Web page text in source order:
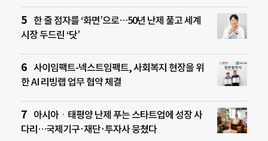
한 줄 점자를 ‘화면’으로…50년 난제 풀고 세계
시장 두드린 ‘닷’
사이임팩트-넥스트임팩트, 사회복지 현장을 위
한 AI 리빙랩 업무 협약 체결
아시아ㆍ태평양 난제 푸는 스타트업에 성장 사
다리…국제기구·재단·투자사 뭉쳤다